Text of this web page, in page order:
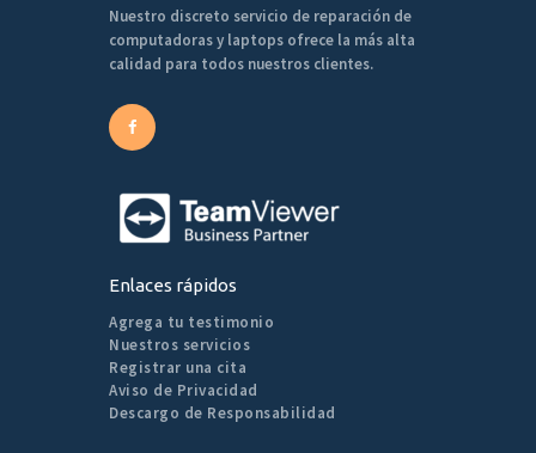
Nuestro discreto servicio de reparación de
computadoras y laptops ofrece la más alta
calidad para todos nuestros clientes.
Enlaces rápidos
Agrega tu testimonio
Nuestros servicios
Registrar una cita
Aviso de Privacidad
Descargo de Responsabilidad